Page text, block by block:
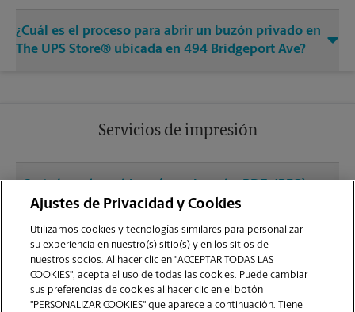
¿Cuál es el proceso para abrir un buzón privado en
The UPS Store® ubicada en 494 Bridgeport Ave?
Servicios de impresión
¿Qué clase de archivos (por ejemplo, PDF, JPEG)
debo usar para enviar a imprimir documentos en
¿Puedo terminar un trabajo de impresión
(laminado, encuadernado o engrapado) en la
sucursal ubicada en 494 Bridgeport Ave?
Ajustes de Privacidad y Cookies
Utilizamos cookies y tecnologías similares para personalizar
su experiencia en nuestro(s) sitio(s) y en los sitios de
nuestros socios. Al hacer clic en "ACCEPTAR TODAS LAS
COOKIES", acepta el uso de todas las cookies. Puede cambiar
sus preferencias de cookies al hacer clic en el botón
"PERSONALIZAR COOKIES" que aparece a continuación. Tiene